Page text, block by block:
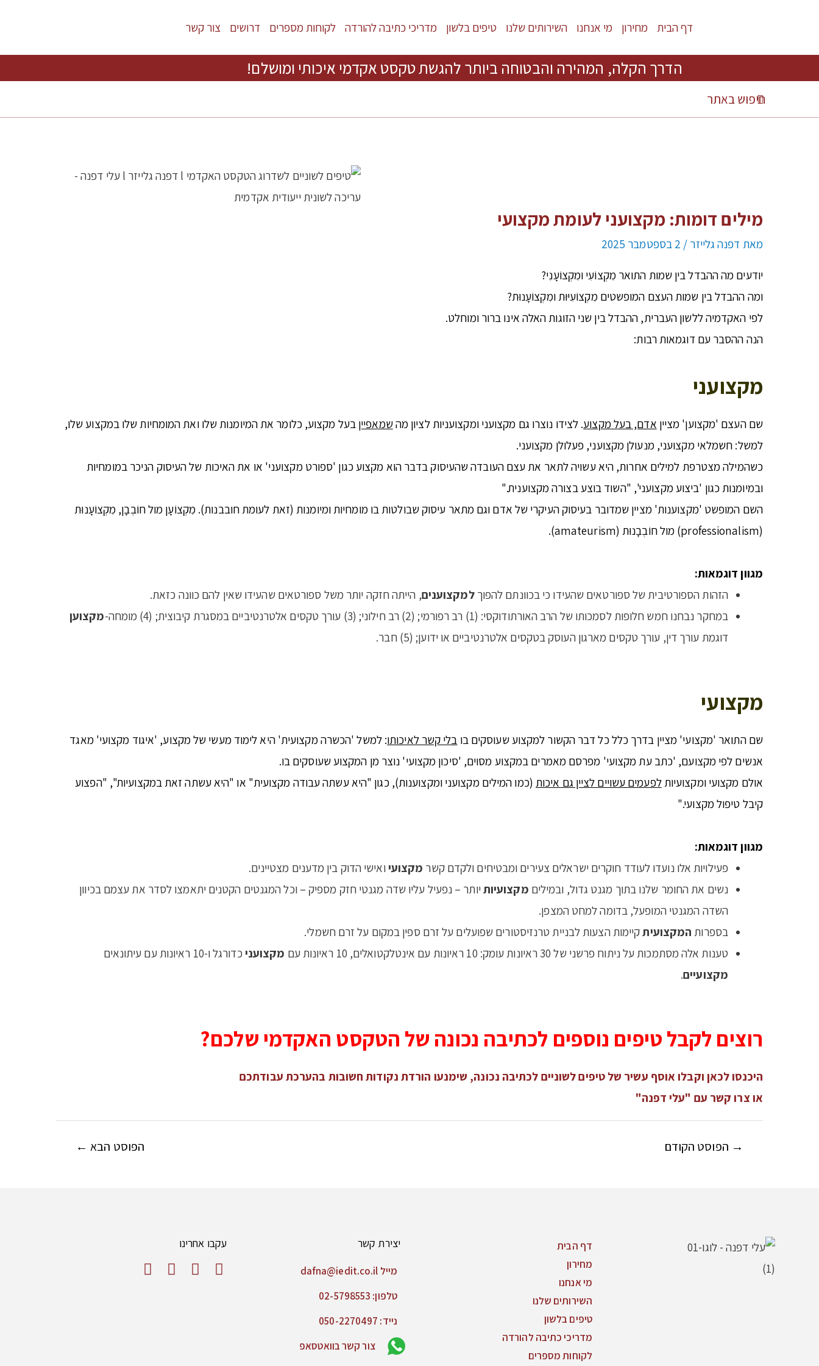
דף הבית מחירון מי אנחנו השירותים שלנו טיפים בלשון מדריכי כתיבה להורדה לקוחות מספרים דרושים צור קשר
הדרך הקלה, המהירה והבטוחה ביותר להגשת טקסט אקדמי איכותי ומושלם!
מילים דומות: מקצועני לעומת מקצועי
מאת דפנה גלייזר / 2 בספטמבר 2025
יודעים מה ההבדל בין שמות התואר מִקְצוֹעִי ומִקְצוֹעָנִי?
ומה ההבדל בין שמות העצם המופשטים מִקְצוֹעִיּוּת ומִקְצוֹעָנוּת?
לפי האקדמיה ללשון העברית, ההבדל בין שני הזוגות האלה אינו ברור ומוחלט.
הנה ההסבר עם דוגמאות רבות:
מקצועני
שם העצם 'מקצוען' מציין אדם, בעל מקצוע. לצידו נוצרו גם מקצועני ומקצועניות לציון מהשמאפיין בעל מקצוע, כלומר את המיומנות שלו ואת המומחיות שלו במקצוע שלו,
למשל: חשמלאי מקצועני, מנעולן מקצועני, פעלולן מקצועני.
כשהמילה מצטרפת למילים אחרות, היא עשויה לתאר את עצם העובדה שהעיסוק בדבר הוא מקצוע כגון 'ספורט מקצועני' או את האיכות של העיסוק הניכר במומחיות
ובמיומנות כגון 'ביצוע מקצועני', "השוד בוצע בצורה מקצוענית."
השם המופשט 'מקצוענות' מציין שמדובר בעיסוק העיקרי של אדם וגם מתאר עיסוק שבולטות בו מומחיות ומיומנות (זאת לעומת חובבנות). מִקְצוֹעָן מול חוֹבְבָן, מִקְצוֹעָנוּת
(professionalism) מול חוֹבְבָנוּת (amateurism).
מגוון דוגמאות:
הזהות הספורטיבית של ספורטאים שהעידו כי בכוונתם להפוךלמקצוענים, הייתה חזקה יותר משל ספורטאים שהעידו שאין להם כוונה כזאת.
במחקר נבחנו חמש חלופות לסמכותו של הרב האורתודוקסי: (1) רב רפורמי; (2) רב חילוני; (3) עורך טקסים אלטרנטיביים במסגרת קיבוצית; (4) מומחה-
מקצוען
דוגמת עורך דין, עורך טקסים מארגון העוסק בטקסים אלטרנטיביים או ידוען; (5) חבר.
מקצועי
שם התואר 'מקצועי' מציין בדרך כלל כל דבר הקשור למקצוע שעוסקים בו בלי קשר לאיכותו: למשל 'הכשרה מקצועית' היא לימוד מעשי של מקצוע, 'איגוד מקצועי' מאגד
אנשים לפי מקצועם, 'כתב עת מקצועי' מפרסם מאמרים במקצוע מסוים, 'סיכון מקצועי' נוצר מן המקצוע שעוסקים בו.
אולם מקצועי ומקצועיותלפעמים עשויים לציין גם איכות (כמו המילים מקצועני ומקצוענות), כגון "היא עשתה עבודה מקצועית" או "היא עשתה זאת במקצועיות", "הפצוע
קיבל טיפול מקצועי."
מגוון דוגמאות:
פעילויות אלו נועדו לעודד חוקרים ישראלים צעירים ומבטיחים ולקדם קשר מקצועיואישי הדוק בין מדענים מצטיינים.
נשים את החומר שלנו בתוך מגנט גדול, ובמילים מקצועיותיותר – נפעיל עליו שדה מגנטי חזק מספיק – וכל המגנטים הקטנים יתאמצו לסדר את עצמם בכיוון
השדה המגנטי המופעל, בדומה למחט המצפן.
בספרות המקצועיתקיימות הצעות לבניית טרנזיסטורים שפועלים על זרם ספין במקום על זרם חשמלי.
טענות אלה מסתמכות על ניתוח פרשני של 30 ראיונות עומק: 10 ראיונות עם אינטלקטואלים, 10 ראיונות עם
מקצועניכדורגל ו-10 ראיונות עם עיתונאים
מקצועיים.
רוצים לקבל טיפים נוספים לכתיבה נכונה של הטקסט האקדמי שלכם?
היכנסו לכאן וקבלו אוסף עשיר של טיפים לשוניים לכתיבה נכונה, שימנעו הורדת נקודות חשובות בהערכת עבודתכם
או צרו קשר עם "עלי דפנה"
→ הפוסט הקודם הפוסט הבא ←
דף הבית
מחירון
מי אנחנו
השירותים שלנו
טיפים בלשון
מדריכי כתיבה להורדה
לקוחות מספרים
יצירת קשר
מייל dafna@iedit.co.il
טלפון: 02-5798553
נייד: 050-2270497
צור קשר בוואטסאפ
עקבו אחרינו